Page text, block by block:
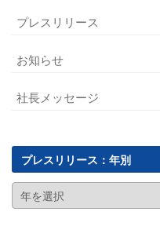
プレスリリース
お知らせ
社長メッセージ
プレスリリース：年別